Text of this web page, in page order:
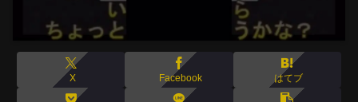
X Facebook はてブ